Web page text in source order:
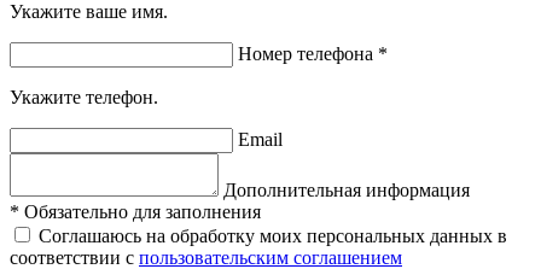
Укажите ваше имя.
Номер телефона *
Укажите телефон.
Email
Дополнительная информация
* Обязательно для заполнения
Соглашаюсь на обработку моих персональных данных в
соответствии с пользовательским соглашением